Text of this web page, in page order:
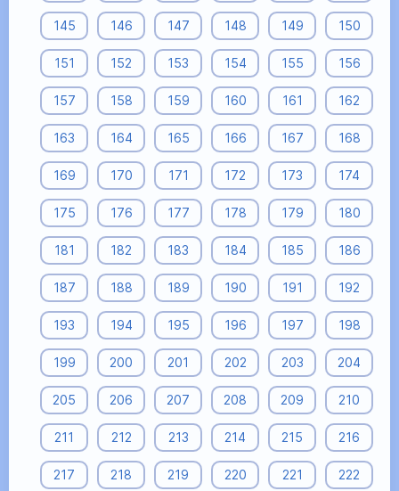
145 146 147 148 149 150
151 152 153 154 155 156
157 158 159 160 161 162
163 164 165 166 167 168
169 170 171 172 173 174
175 176 177 178 179 180
181 182 183 184 185 186
187 188 189 190 191 192
193 194 195 196 197 198
199 200 201 202 203 204
205 206 207 208 209 210
211 212 213 214 215 216
217 218 219 220 221 222